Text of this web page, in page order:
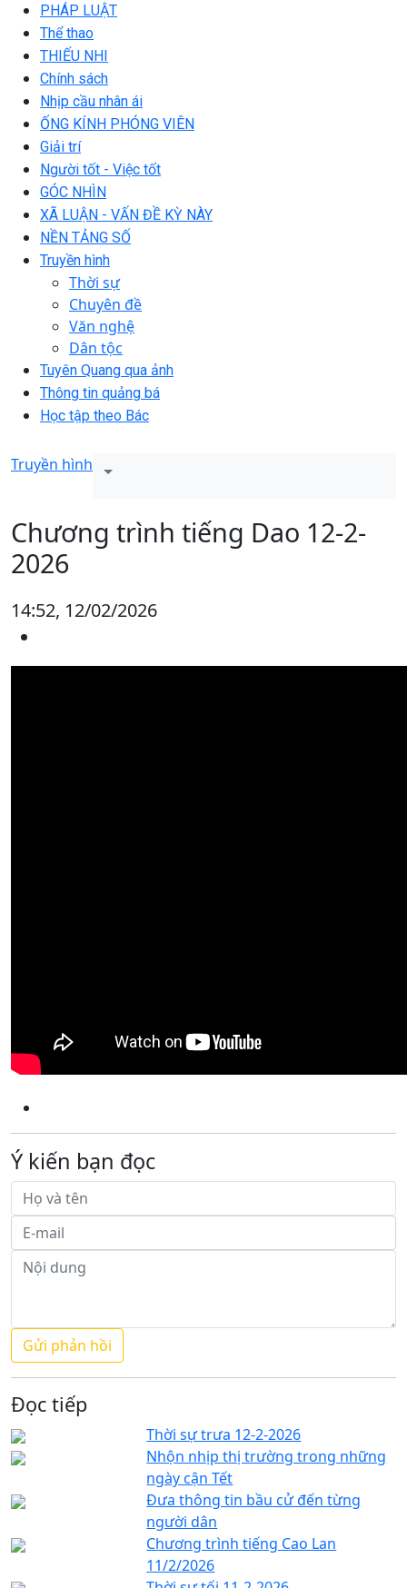
PHÁP LUẬT
Thể thao
THIẾU NHI
Chính sách
Nhịp cầu nhân ái
ỐNG KÍNH PHÓNG VIÊN
Giải trí
Người tốt - Việc tốt
GÓC NHÌN
XÃ LUẬN - VẤN ĐỀ KỲ NÀY
NỀN TẢNG SỐ
Truyền hình
Thời sự
Chuyên đề
Văn nghệ
Dân tộc
Tuyên Quang qua ảnh
Thông tin quảng bá
Học tập theo Bác
Truyền hình
Chương trình tiếng Dao 12-2-
2026
14:52, 12/02/2026
Ý kiến bạn đọc
Đọc tiếp
Thời sự trưa 12-2-2026
Nhộn nhịp thị trường trong những
ngày cận Tết
Đưa thông tin bầu cử đến từng
người dân
Chương trình tiếng Cao Lan
11/2/2026